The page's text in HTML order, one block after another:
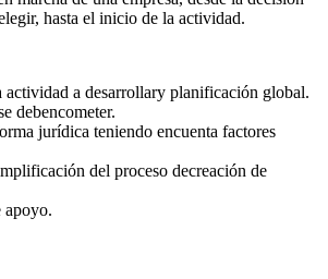
hasta el inicio de la actividad.
a desarrollary planificación global.
debencometer.
jurídica teniendo encuenta factores
del proceso decreación de
apoyo.